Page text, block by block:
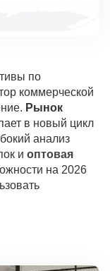
по
коммерческой
Рынок
в новый цикл
анализ
и оптовая
на 2026